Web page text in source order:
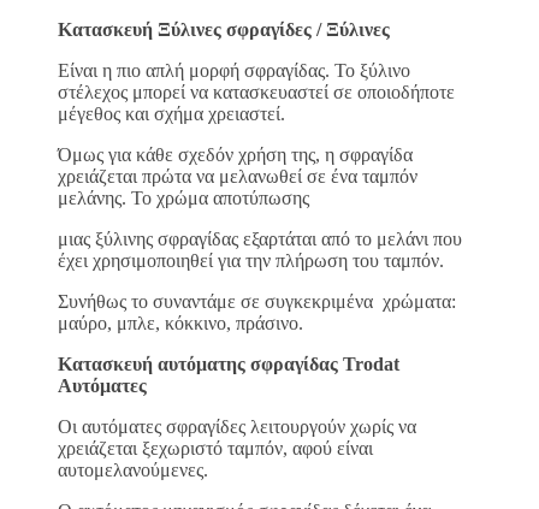
Κατασκευή Ξύλινες σφραγίδες / Ξύλινες
Είναι η πιο απλή μορφή σφραγίδας. Το ξύλινο
στέλεχος μπορεί να κατασκευαστεί σε οποιοδήποτε
μέγεθος και σχήμα χρειαστεί.
Όμως για κάθε σχεδόν χρήση της, η σφραγίδα
χρειάζεται πρώτα να μελανωθεί σε ένα ταμπόν
μελάνης. Το χρώμα αποτύπωσης
μιας ξύλινης σφραγίδας εξαρτάται από το μελάνι που
έχει χρησιμοποιηθεί για την πλήρωση του ταμπόν.
Συνήθως το συναντάμε σε συγκεκριμένα χρώματα:
μαύρο, μπλε, κόκκινο, πράσινο.
Κατασκευή αυτόματης σφραγίδας Trodat
Αυτόματες
Οι αυτόματες σφραγίδες λειτουργούν χωρίς να
χρειάζεται ξεχωριστό ταμπόν, αφού είναι
αυτομελανούμενες.